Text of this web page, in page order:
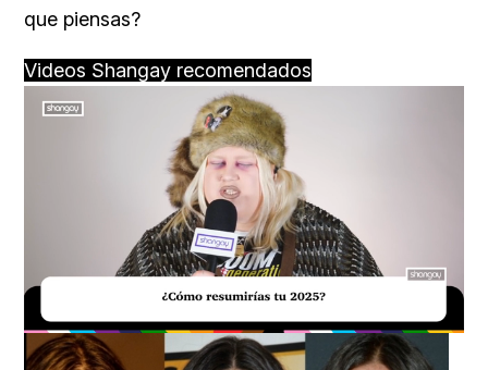
que piensas?
Videos Shangay recomendados
Unmute Loaded:
18.59%